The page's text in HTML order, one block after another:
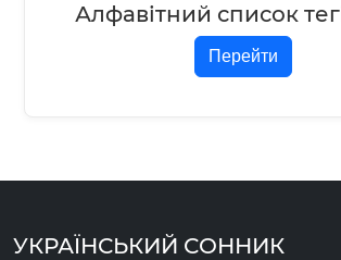
Алфавітний список
Перейти
УКРАЇНСЬКИЙ СОННИК